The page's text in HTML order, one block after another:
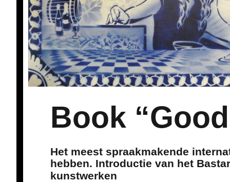
Book
Het meest spraakmakende
hebben. Introductie van het
kunstwerken